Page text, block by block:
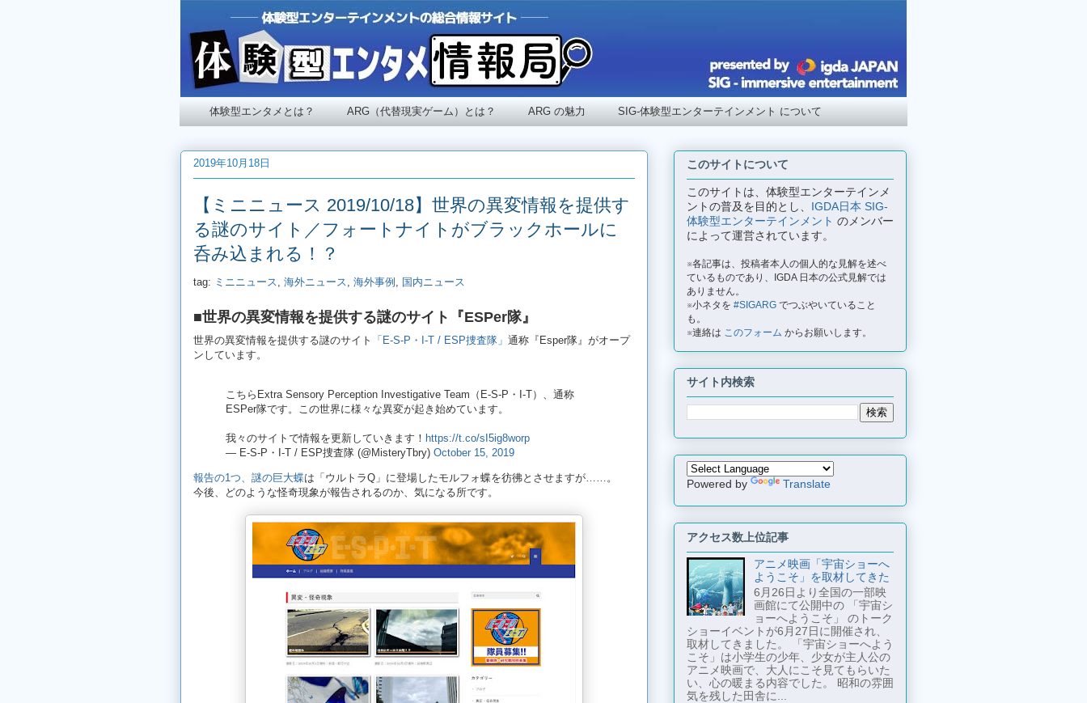
体験型エンタメとは？ ARG（代替現実ゲーム）とは？ ARG の魅力 SIG-体験型エンターテインメント について
2019年10月18日
【ミニニュース 2019/10/18】世界の異変情報を提供す
る謎のサイト／フォートナイトがブラックホールに
呑み込まれる！？
tag: ミニニュース 海外ニュース 海外事例 国内ニュース
■世界の異変情報を提供する謎のサイト『ESPer隊』
世界の異変情報を提供する謎のサイト 「E-S-P・I-T / ESP捜査隊」 通称『Esper隊』がオープ
ンしています。
こちらExtra Sensory Perception Investigative Team（E-S-P・I-T）、通称
ESPer隊です。この世界に様々な異変が起き始めています。
我々のサイトで情報を更新していきます！ https://t.co/sI5ig8worp
— E-S-P・I-T / ESP捜査隊 (@MisteryTbry) October 15, 2019
報告の1つ、謎の巨大蝶は「ウルトラQ」に登場したモルフォ蝶を彷彿とさせますが……。
今後、どのような怪奇現象が報告されるのか、気になる所です。
このサイトについて
このサイトは、体験型エンターテインメ
ントの普及を目的とし、 IGDA日本 SIG-
体験型エンターテインメント のメンバー
によって運営されています。
※各記事は、投稿者本人の個人的な見解を述べ
ているものであり、IGDA 日本の公式見解では
ありません。
※小ネタを #SIGARG でつぶやいていること
も。
※連絡は このフォーム からお願いします。
サイト内検索
Powered by Translate
アクセス数上位記事
アニメ映画「宇宙ショーへ
ようこそ」を取材してきた
6月26日より全国の一部映
画館にて公開中の 「宇宙シ
ョーへようこそ」 のトーク
ショーイベントが6月27日に開催され、
取材してきました。 「宇宙ショーへよう
こそ」は小学生の少年、少女が主人公の
アニメ映画で、大人にこそ見てもらいた
い、心の暖まる内容でした。 昭和の雰囲
気を残した田舎に...